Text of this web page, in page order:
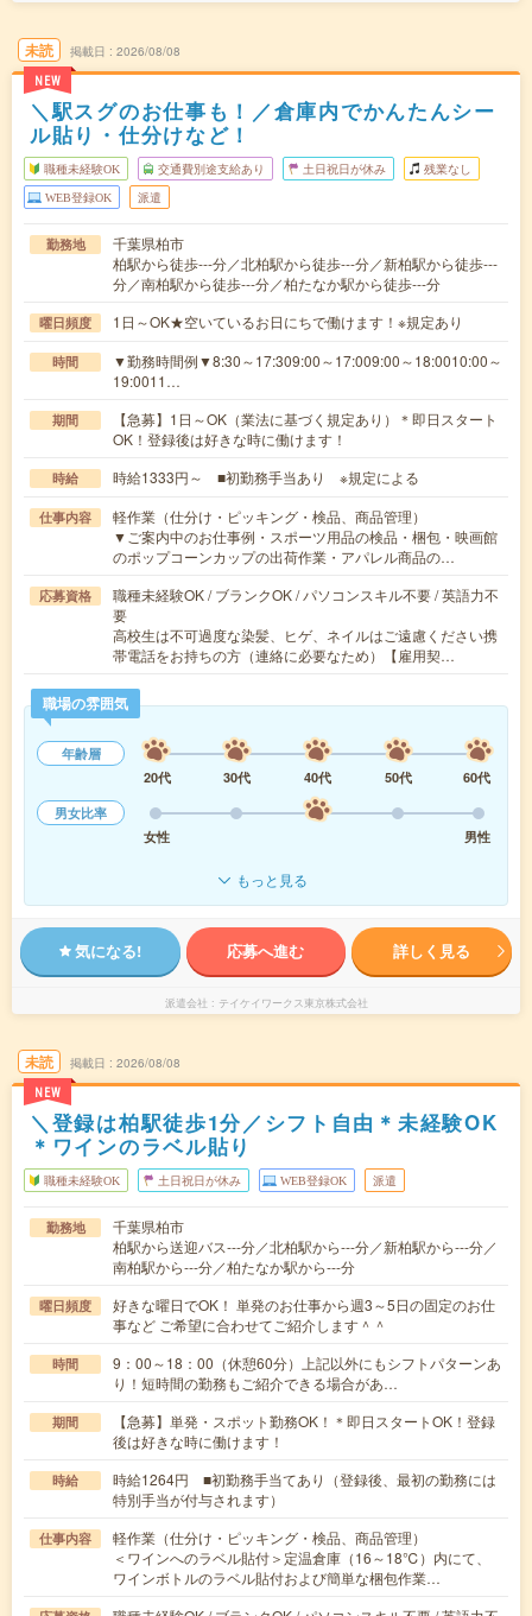
未読
NEW
掲載日 2026/08/08
＼駅スグのお仕事も！／倉庫内でかんたんシー
ル貼り・仕分けなど！
職種未経験OK 交通費別途支給あり 土日祝日が休み 残業なし
WEB登録OK 派遣
勤務地
千葉県柏市
柏駅から徒歩---分／北柏駅から徒歩---分／新柏駅から徒歩---
分／南柏駅から徒歩---分／柏たなか駅から徒歩---分
曜日頻度 1日～OK★空いているお日にちで働けます！※規定あり
時間
▼勤務時間例▼8:30～17:309:00～17:009:00～18:0010:00～
19:0011…
期間
【急募】1日～OK（業法に基づく規定あり）＊即日スタート
OK！登録後は好きな時に働けます！
時給 時給1333円～ ■初勤務手当あり ※規定による
仕事内容
軽作業（仕分け・ピッキング・検品、商品管理）
▼ご案内中のお仕事例・スポーツ用品の検品・梱包・映画館
のポップコーンカップの出荷作業・アパレル商品の…
応募資格
職種未経験OK / ブランクOK / パソコンスキル不要 / 英語力不
要
高校生は不可過度な染髪、ヒゲ、ネイルはご遠慮ください携
帯電話をお持ちの方（連絡に必要なため）【雇用契…
職場の雰囲気
年齢層
20代
30代 40代 50代
60代
男女比率
女性
男性
もっと見る
気になる! 応募へ進む 詳しく見る
派遣会社 テイケイワークス東京株式会社
未読
NEW
掲載日 2026/08/08
＼登録は柏駅徒歩1分／シフト自由＊未経験OK
＊ワインのラベル貼り
職種未経験OK 土日祝日が休み WEB登録OK 派遣
勤務地
千葉県柏市
柏駅から送迎バス---分／北柏駅から---分／新柏駅から---分／
南柏駅から---分／柏たなか駅から---分
曜日頻度
好きな曜日でOK！ 単発のお仕事から週3～5日の固定のお仕
事など ご希望に合わせてご紹介します＾＾
時間
9：00～18：00（休憩60分）上記以外にもシフトパターンあ
り！短時間の勤務もご紹介できる場合があ…
期間
【急募】単発・スポット勤務OK！＊即日スタートOK！登録
後は好きな時に働けます！
時給
時給1264円 ■初勤務手当てあり（登録後、最初の勤務には
特別手当が付与されます）
仕事内容
軽作業（仕分け・ピッキング・検品、商品管理）
＜ワインへのラベル貼付＞定温倉庫（16～18℃）内にて、
ワインボトルのラベル貼付および簡単な梱包作業…